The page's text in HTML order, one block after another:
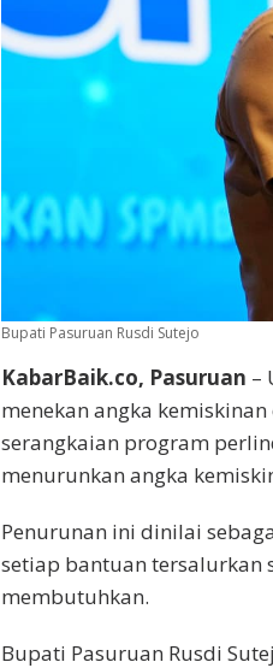
Bupati Pasuruan Rusdi Sutejo
KabarBaik.co, Pasuruan –
menekan angka
serangkaian program
menurunkan angka
Penurunan ini dinilai
setiap bantuan tersalurkan
membutuhkan.
Bupati Pasuruan Rusdi